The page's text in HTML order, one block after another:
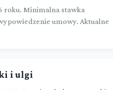
roku. Minimalna stawka
umowy. Aktualne
i ulgi